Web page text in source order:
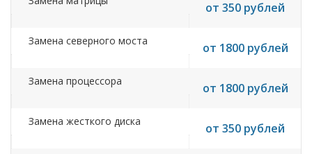
от 350 рублей
Замена северного моста от 1800 рублей
Замена процессора от 1800 рублей
Замена жесткого диска от 350 рублей